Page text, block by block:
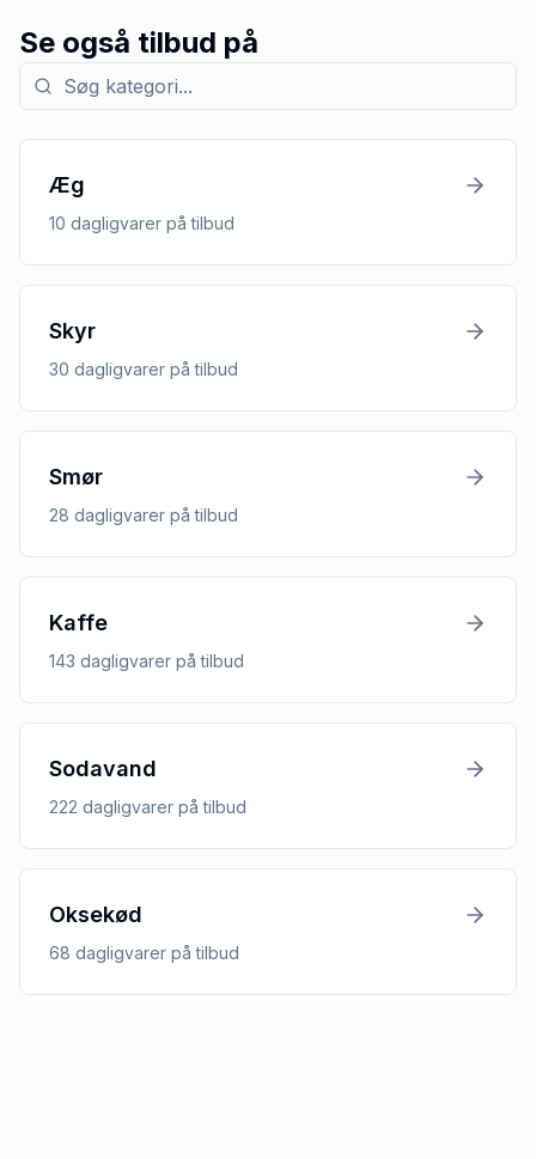
Se også tilbud på
Søg efter kategori med tilbud
Æg
10 dagligvarer på tilbud
Skyr
30 dagligvarer på tilbud
Smør
28 dagligvarer på tilbud
Kaffe
143 dagligvarer på tilbud
Sodavand
222 dagligvarer på tilbud
Oksekød
68 dagligvarer på tilbud